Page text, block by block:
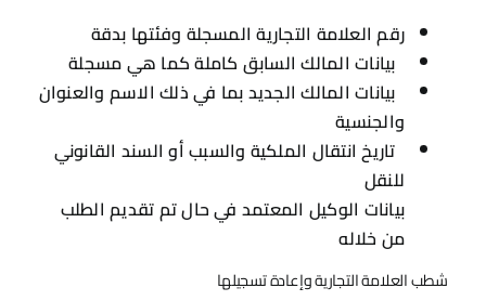
رقم العلامة التجارية المسجلة وفئتها بدقة
بيانات المالك السابق كاملة كما هي مسجلة
بيانات المالك الجديد بما في ذلك الاسم والعنوان
والجنسية
تاريخ انتقال الملكية والسبب أو السند القانوني
للنقل
بيانات الوكيل المعتمد في حال تم تقديم الطلب
من خلاله
شطب العلامة التجارية وإعادة تسجيلها